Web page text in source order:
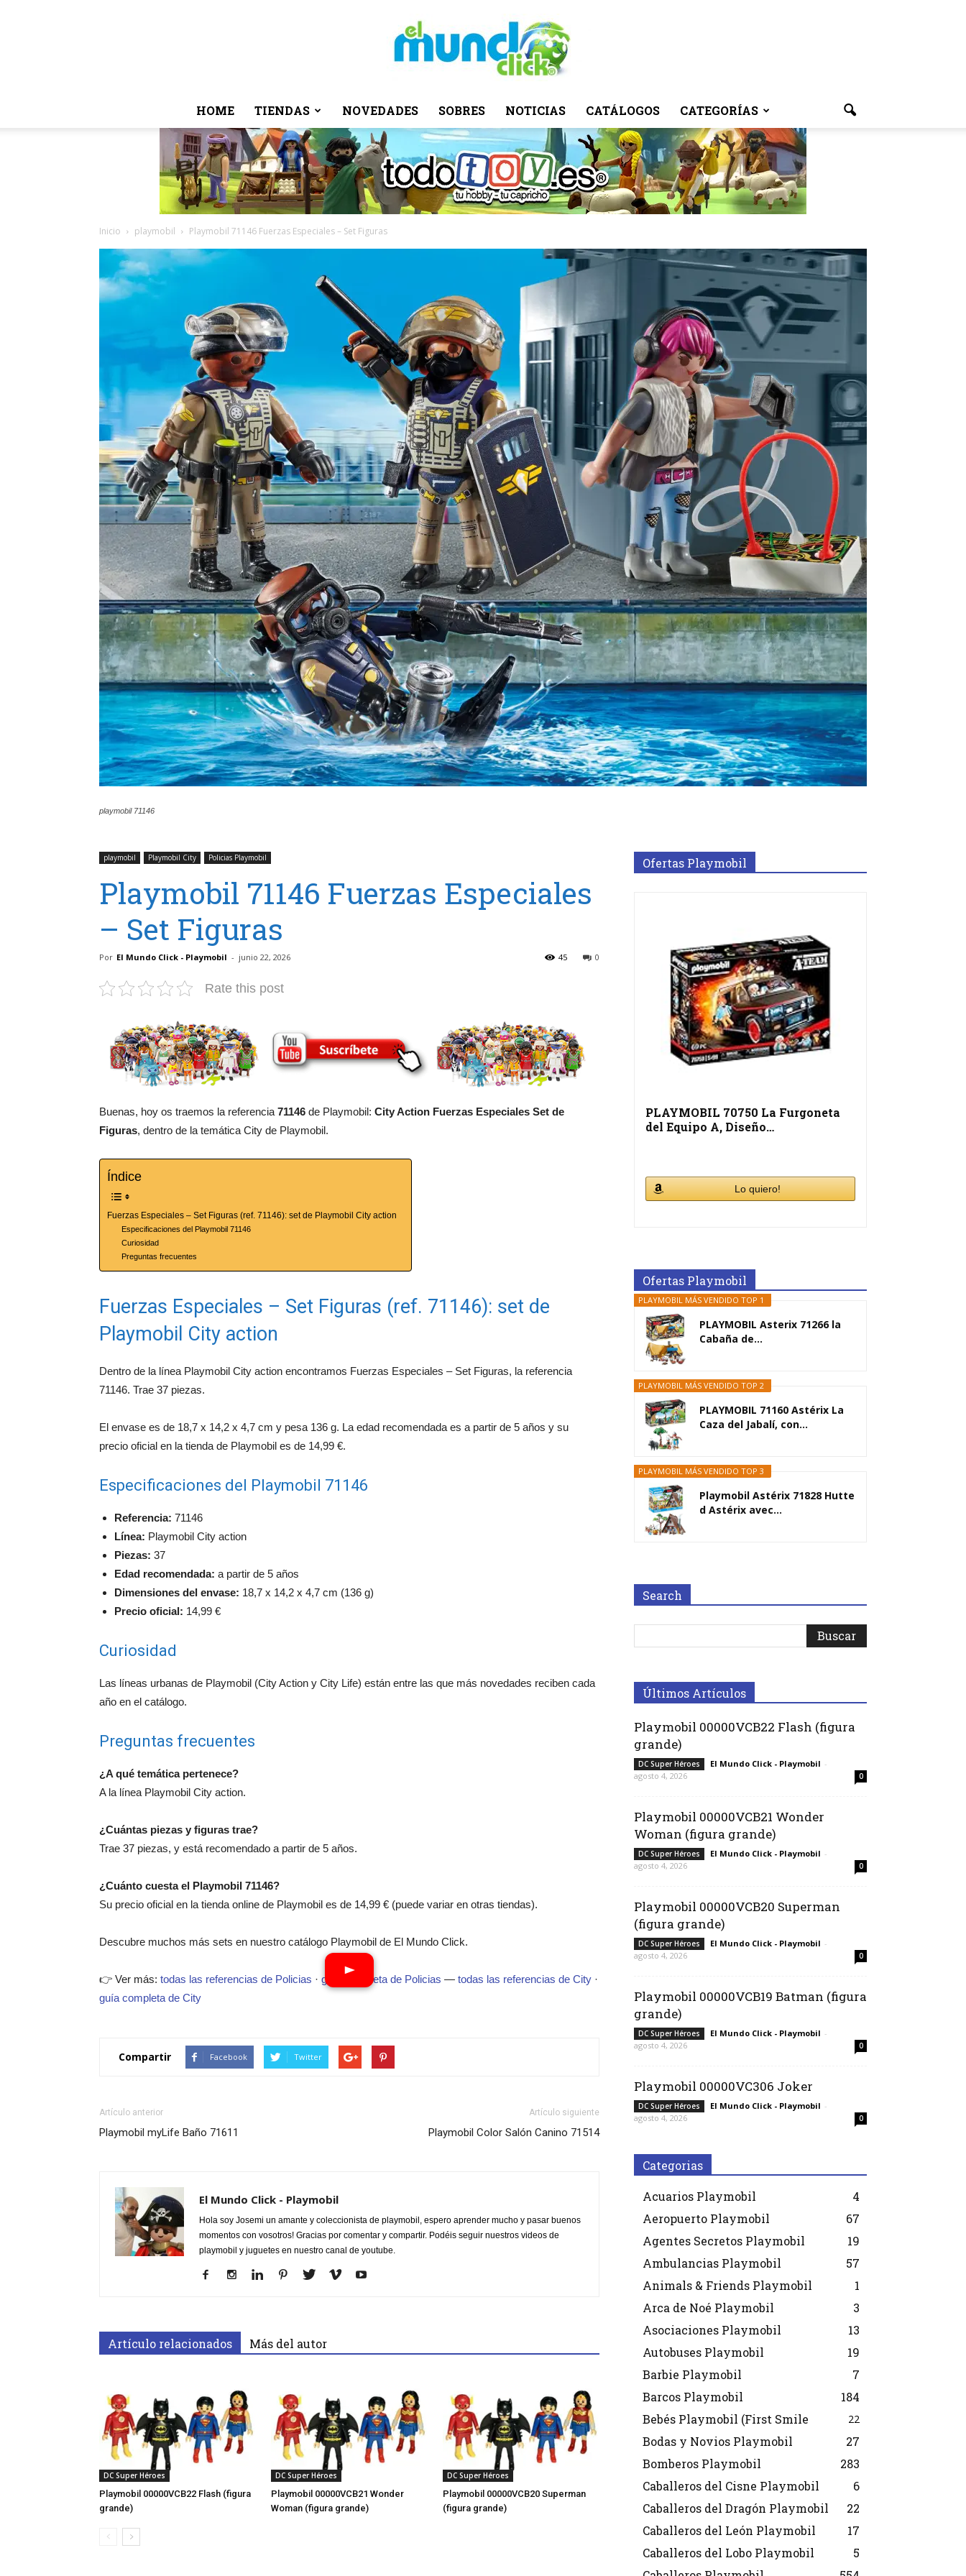
El
Click
HOME TIENDAS NOVEDADES SOBRES NOTICIAS CATÁLOGOS CATEGORÍAS
Inicio playmobil Playmobil 71146 Fuerzas Especiales – Set Figuras
playmobil 71146
playmobil Playmobil City Policias Playmobil
Playmobil 71146 Fuerzas Especiales
– Set Figuras
Por El Mundo Click - Playmobil - junio 22, 2026 0
45
Rate this post
Buenas, hoy os traemos la referencia 71146 de Playmobil: City Action Fuerzas Especiales Set de
Figuras, dentro de la temática City de Playmobil.
Índice
Fuerzas Especiales – Set Figuras (ref. 71146): set de Playmobil City action
Especificaciones del Playmobil 71146
Curiosidad
Preguntas frecuentes
Fuerzas Especiales – Set Figuras (ref. 71146): set de
Playmobil City action
Dentro de la línea Playmobil City action encontramos Fuerzas Especiales – Set Figuras, la referencia
71146. Trae 37 piezas.
El envase es de 18,7 x 14,2 x 4,7 cm y pesa 136 g. La edad recomendada es a partir de 5 años y su
precio oficial en la tienda de Playmobil es de 14,99 €.
Especificaciones del Playmobil 71146
Referencia: 71146
Línea: Playmobil City action
Piezas: 37
Edad recomendada: a partir de 5 años
Dimensiones del envase: 18,7 x 14,2 x 4,7 cm (136 g)
Precio oficial: 14,99 €
Curiosidad
Las líneas urbanas de Playmobil (City Action y City Life) están entre las que más novedades reciben cada
año en el catálogo.
Preguntas frecuentes
¿A qué temática pertenece?
A la línea Playmobil City action.
¿Cuántas piezas y figuras trae?
Trae 37 piezas, y está recomendado a partir de 5 años.
¿Cuánto cuesta el Playmobil 71146?
Su precio oficial en la tienda online de Playmobil es de 14,99 € (puede variar en otras tiendas).
Descubre muchos más sets en nuestro catálogo Playmobil de El Mundo Click.
👉 Ver más: todas las referencias de Policias · guía completa de Policias — todas las referencias de City ·
guía completa de City
Compartir Facebook Twitter
Artículo anterior
Playmobil myLife Baño 71611
Artículo siguiente
Playmobil Color Salón Canino 71514
El Mundo Click - Playmobil
Hola soy Josemi un amante y coleccionista de playmobil, espero aprender mucho y pasar buenos
momentos con vosotros! Gracias por comentar y compartir. Podéis seguir nuestros videos de
playmobil y juguetes en nuestro canal de youtube.
Artículo relacionados Más del autor
DC Super Héroes
Playmobil 00000VCB22 Flash (figura
grande)
DC Super Héroes
Playmobil 00000VCB21 Wonder
Woman (figura grande)
DC Super Héroes
Playmobil 00000VCB20 Superman
(figura grande)
Ofertas Playmobil
PLAYMOBIL 70750 La Furgoneta
del Equipo A, Diseño…
Lo quiero!
Ofertas Playmobil
PLAYMOBIL MÁS VENDIDO TOP 1
PLAYMOBIL Asterix 71266 la
Cabaña de...
PLAYMOBIL MÁS VENDIDO TOP 2
PLAYMOBIL 71160 Astérix La
Caza del Jabalí, con...
PLAYMOBIL MÁS VENDIDO TOP 3
Playmobil Astérix 71828 Hutte
d Astérix avec...
Search
Últimos Artículos
Playmobil 00000VCB22 Flash (figura
grande)
DC Super Héroes El Mundo Click - Playmobil -
agosto 4, 2026
0
Playmobil 00000VCB21 Wonder
Woman (figura grande)
DC Super Héroes El Mundo Click - Playmobil -
agosto 4, 2026
0
Playmobil 00000VCB20 Superman
(figura grande)
DC Super Héroes El Mundo Click - Playmobil -
agosto 4, 2026
0
Playmobil 00000VCB19 Batman (figura
grande)
DC Super Héroes El Mundo Click - Playmobil -
agosto 4, 2026
0
Playmobil 00000VC306 Joker
DC Super Héroes El Mundo Click - Playmobil -
agosto 4, 2026
0
Categorias
Acuarios Playmobil
4
Aeropuerto Playmobil
67
Agentes Secretos Playmobil
19
Ambulancias Playmobil
57
Animals & Friends Playmobil
1
Arca de Noé Playmobil
3
Asociaciones Playmobil
13
Autobuses Playmobil
19
Barbie Playmobil
7
Barcos Playmobil
184
Bebés Playmobil (First Smile
22
Bodas y Novios Playmobil
27
Bomberos Playmobil
283
Caballeros del Cisne Playmobil
6
Caballeros del Dragón Playmobil
22
Caballeros del León Playmobil
17
Caballeros del Lobo Playmobil
5